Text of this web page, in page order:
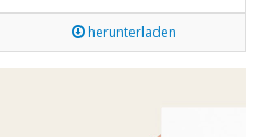
herunterladen